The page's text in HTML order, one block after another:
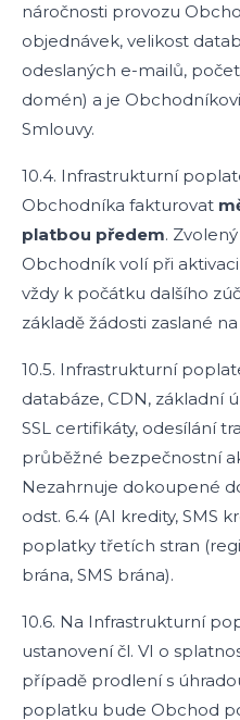
náročnosti provozu
objednávek, velikost
odeslaných e-mailů,
domén) a je
Smlouvy.
10.4. Infrastrukturní
Obchodníka fakturovat
platbou předem.
Obchodník volí při
vždy k počátku dalšího
základě žádosti zaslané na
10.5. Infrastrukturní
databáze, CDN, základní
SSL certifikáty, odesílání
průběžné bezpečnostní
Nezahrnuje dokoupené
odst. 6.4 (AI kredity, SMS
poplatky třetích stran
brána, SMS brána).
10.6. Na Infrastrukturní
ustanovení čl. VI o
případě prodlení s
poplatku bude Obchod